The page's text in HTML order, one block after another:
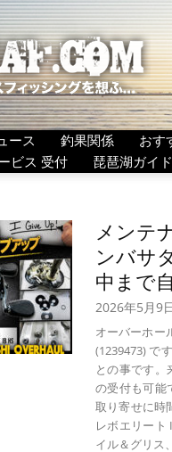
BeWAF
(ビ
ワ
エ
フ）
ース 釣果関係 おす
ビス 受付
琵琶湖ガイ
メンテ
ンバサ
中まで
2026年5月9
オーバーホー
(1239473) で
との事です。
の受付も可能
取り寄せに時
レボエリート
イル＆グリス